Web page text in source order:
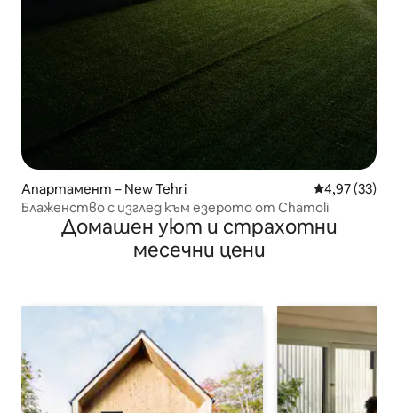
Апартамент – New Tehri Средна
4,97 (33)
Блаженство с изглед към езерото от Chamoli
Домашен уют и страхотни
месечни цени